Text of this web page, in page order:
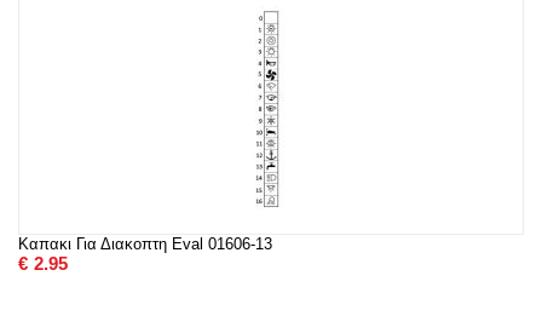
Καπακι Για Διακοπτη Eval 01606-13
€ 2.95